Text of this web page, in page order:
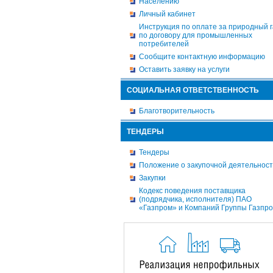
Личный кабинет
Инструкция по оплате за природный
по договору для промышленных
потребителей
Сообщите контактную информацию
Оставить заявку на услуги
СОЦИАЛЬНАЯ ОТВЕТСТВЕННОСТЬ
Благотворительность
ТЕНДЕРЫ
Тендеры
Положение о закупочной
Закупки
Кодекс поведения поставщика
(подрядчика, исполнителя) ПАО
«Газпром» и Компаний Группы